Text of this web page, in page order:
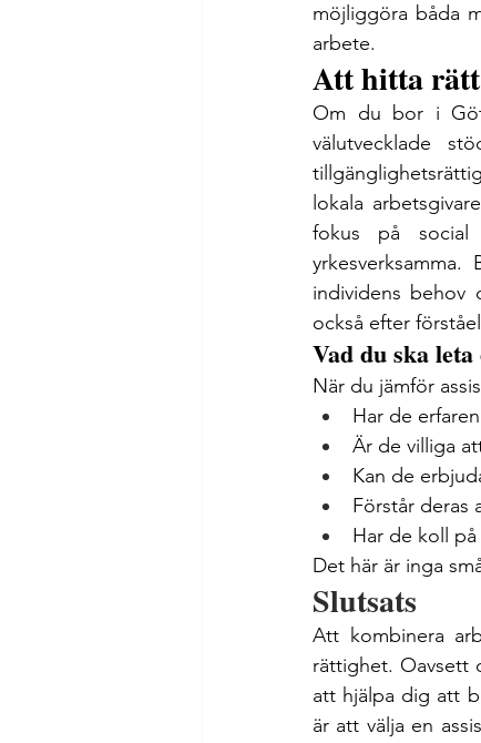
möjliggöra båda
arbete.
Att hitta
Om du bor i
välutvecklade
lokala
fokus på social
yrkesverksamma.
individens behov
också efter
Vad du ska
När du jämför
Har de
Är de villiga
Kan de
Förstår deras
Har de koll
Det här är inga
Slutsats
Att kombinera
rättighet. Oavsett
att hjälpa dig att
är att välja en